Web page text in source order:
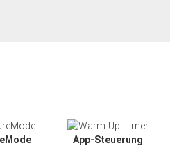
App-Steuerung